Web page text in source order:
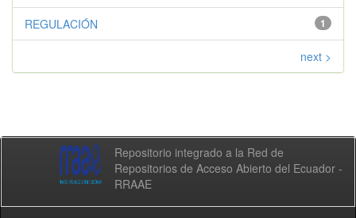
1
REGULACIÓN
next >
Repositorio integrado a la Red de
Repositorios de Acceso Abierto del Ecuador -
RRAAE